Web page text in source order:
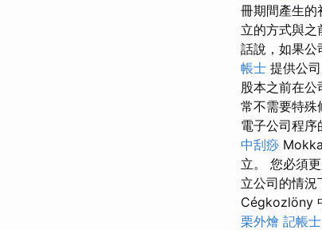
冊期間產生的
立的方式與
話說，如果公
帳士 提供公
股本之前在公
常不需要特殊
電子公司程序
中刮痧 Mokka
立。 您必須
立公司的情
Cégkozlöny
栗外燴 記帳士